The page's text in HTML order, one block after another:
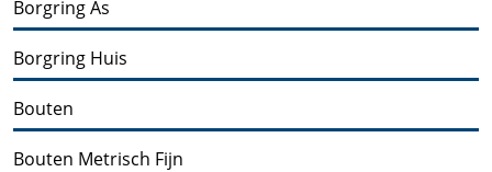
Borgring As
Borgring Huis
Bouten
Bouten Metrisch Fijn